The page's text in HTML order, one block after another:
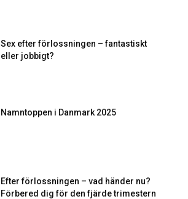
Sex efter förlossningen – fantastiskt
eller jobbigt?
Namntoppen i Danmark 2025
Efter förlossningen – vad händer nu?
Förbered dig för den fjärde trimestern